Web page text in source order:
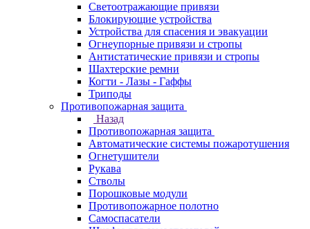
Светоотражающие привязи
Блокирующие устройства
Устройства для спасения и эвакуации
Огнеупорные привязи и стропы
Антистатические привязи и стропы
Шахтерские ремни
Когти - Лазы - Гаффы
Триподы
Противопожарная защита
Назад
Противопожарная защита
Автоматические системы пожаротушения
Огнетушители
Рукава
Стволы
Порошковые модули
Противопожарное полотно
Самоспасатели